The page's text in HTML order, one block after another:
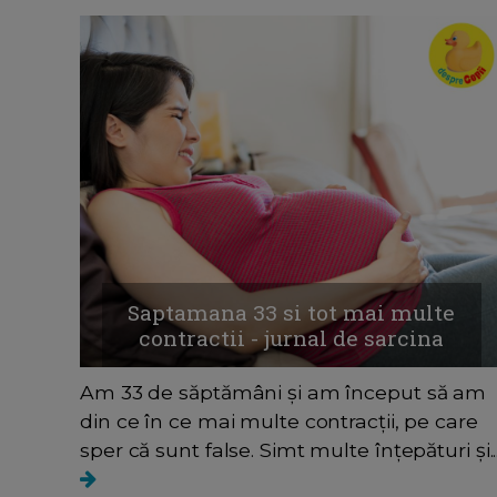
Saptamana 33 si tot mai multe
contractii - jurnal de sarcina
Am 33 de săptămâni și am început să am
din ce în ce mai multe contracții, pe care
sper că sunt false. Simt multe înțepături